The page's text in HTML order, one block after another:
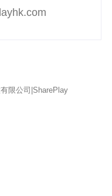
限公司|SharePlay